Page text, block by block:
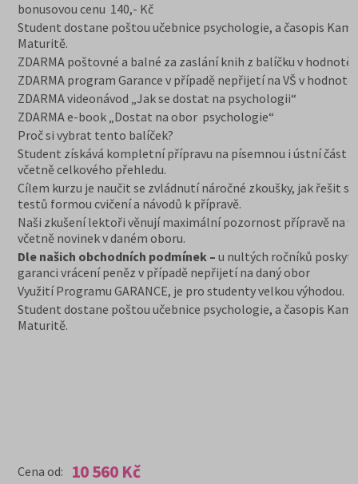
bonusovou cenu 140,- Kč
Student dostane poštou učebnice psychologie, a časopis Kam
Maturitě.
ZDARMA poštovné a balné za zaslání knih z balíčku v hodnotě
ZDARMA program Garance v případě nepřijetí na VŠ v hodnotě
ZDARMA videonávod „Jak se dostat na psychologii“
ZDARMA e-book „Dostat na obor psychologie“
Proč si vybrat tento balíček?
Student získává kompletní přípravu na písemnou i ústní část
včetně celkového přehledu.
Cílem kurzu je naučit se zvládnutí náročné zkoušky, jak řešit
testů formou cvičení a návodů k přípravě.
Naši zkušení lektoři věnují maximální pozornost přípravě na
včetně novinek v daném oboru.
Dle našich obchodních podmínek – u nultých ročníků
garanci vrácení peněz v případě nepřijetí na daný obor
Využití Programu GARANCE, je pro studenty velkou výhodou.
Student dostane poštou učebnice psychologie, a časopis Kam
Maturitě.
Cena od: 10 560 Kč